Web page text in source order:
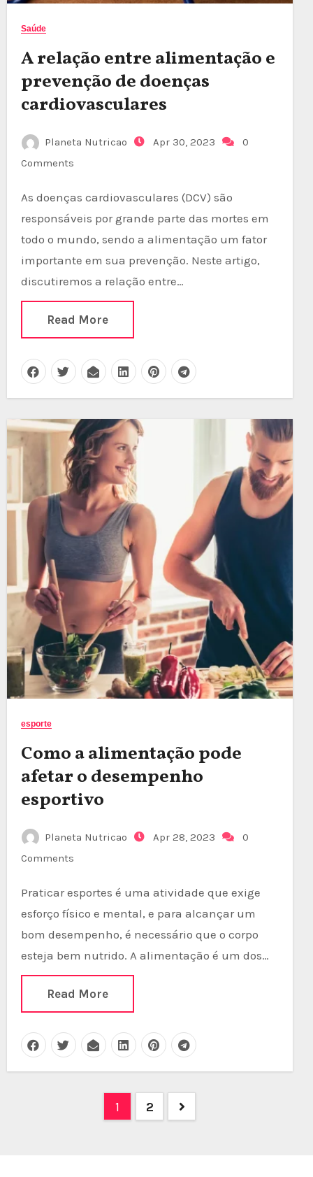
Saúde
A relação entre alimentação e
prevenção de doenças
cardiovasculares
Planeta Nutricao Apr 30, 2023
0
Comments
As doenças cardiovasculares (DCV) são
responsáveis por grande parte das mortes em
todo o mundo, sendo a alimentação um fator
importante em sua prevenção. Neste artigo,
discutiremos a relação entre…
Read More
esporte
Como a alimentação pode
afetar o desempenho
esportivo
Planeta Nutricao Apr 28, 2023
0
Comments
Praticar esportes é uma atividade que exige
esforço físico e mental, e para alcançar um
bom desempenho, é necessário que o corpo
esteja bem nutrido. A alimentação é um dos…
Read More
pagination
1 2